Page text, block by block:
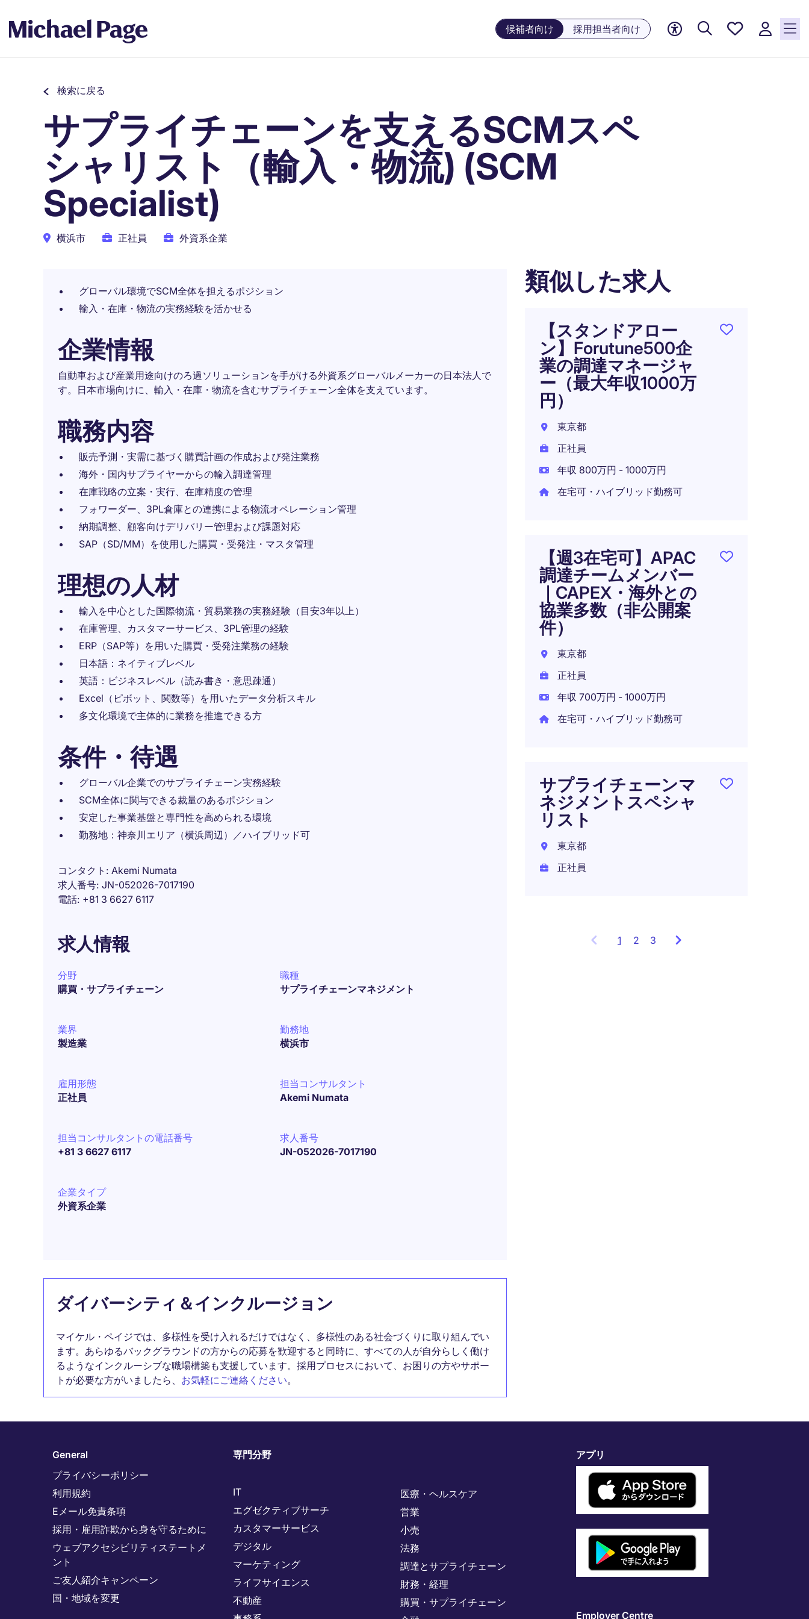
候補者向け 採用担当者向け
お気に
検索に戻る
サプライチェーンを支えるSCMスペ
シャリスト（輸入・物流) (SCM
Specialist)
横浜市 正社員 外資系企業
グローバル環境でSCM全体を担えるポジション
輸入・在庫・物流の実務経験を活かせる
企業情報
自動車および産業用途向けのろ過ソリューションを手がける外資系グローバルメーカーの日本法人で
す。日本市場向けに、輸入・在庫・物流を含むサプライチェーン全体を支えています。
職務内容
販売予測・実需に基づく購買計画の作成および発注業務
海外・国内サプライヤーからの輸入調達管理
在庫戦略の立案・実行、在庫精度の管理
フォワーダー、3PL倉庫との連携による物流オペレーション管理
納期調整、顧客向けデリバリー管理および課題対応
SAP（SD/MM）を使用した購買・受発注・マスタ管理
理想の人材
輸入を中心とした国際物流・貿易業務の実務経験（目安3年以上）
在庫管理、カスタマーサービス、3PL管理の経験
ERP（SAP等）を用いた購買・受発注業務の経験
日本語：ネイティブレベル
英語：ビジネスレベル（読み書き・意思疎通）
Excel（ピボット、関数等）を用いたデータ分析スキル
多文化環境で主体的に業務を推進できる方
条件・待遇
グローバル企業でのサプライチェーン実務経験
SCM全体に関与できる裁量のあるポジション
安定した事業基盤と専門性を高められる環境
勤務地：神奈川エリア（横浜周辺）／ハイブリッド可
コンタクト
Akemi Numata
求人番号 JN-052026-7017190
電話 +81 3 6627 6117
求人情報
分野
購買・サプライチェーン
職種
サプライチェーンマネジメント
業界
製造業
勤務地
横浜市
雇用形態
正社員
担当コンサルタント
Akemi Numata
担当コンサルタントの電話番号
+81 3 6627 6117
求人番号
JN-052026-7017190
企業タイプ
外資系企業
ダイバーシティ＆インクルージョン
マイケル・ペイジでは、多様性を受け入れるだけではなく、多様性のある社会づくりに取り組んでい
ます。あらゆるバックグラウンドの方からの応募を歓迎すると同時に、すべての人が自分らしく働け
るようなインクルーシブな職場構築も支援しています。採用プロセスにおいて、お困りの方やサポー
トが必要な方がいましたら、 お気軽にご連絡ください。
類似した求人
【スタンドアロー
ン】Forutune500企
業の調達マネージャ
ー（最大年収1000万
円）
東京都
正社員
年収 800万円 - 1000万円
在宅可・ハイブリッド勤務可
【週3在宅可】APAC
調達チームメンバー
｜CAPEX・海外との
協業多数（非公開案
件）
東京都
正社員
年収 700万円 - 1000万円
在宅可・ハイブリッド勤務可
サプライチェーンマ
ネジメントスペシャ
リスト
東京都
正社員
1 Showing
2 3
General
プライバシーポリシー
利用規約
Eメール免責条項
採用・雇用詐欺から身を守るために
ウェブアクセシビリティステートメ
ント
ご友人紹介キャンペーン
国・地域を変更
専門分野
IT
エグゼクティブサーチ
カスタマーサービス
デジタル
マーケティング
ライフサイエンス
不動産
医療・ヘルスケア
営業
小売
法務
調達とサプライチェーン
財務・経理
購買・サプライチェーン
アプリ
Employer Centre